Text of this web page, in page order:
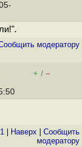
модератору
+ / –
Наверх
Cообщить
модератору